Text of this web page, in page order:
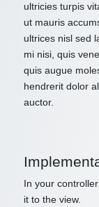
ultricies turpis
ut mauris
ultrices nisl sed
mi nisi, quis
quis augue
hendrerit dolor
auctor.
In your
it to the view.